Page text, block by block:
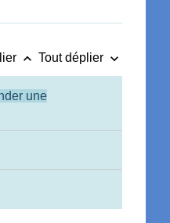
keyboard_arrow_up Tout déplier keyboard_arrow_down
une